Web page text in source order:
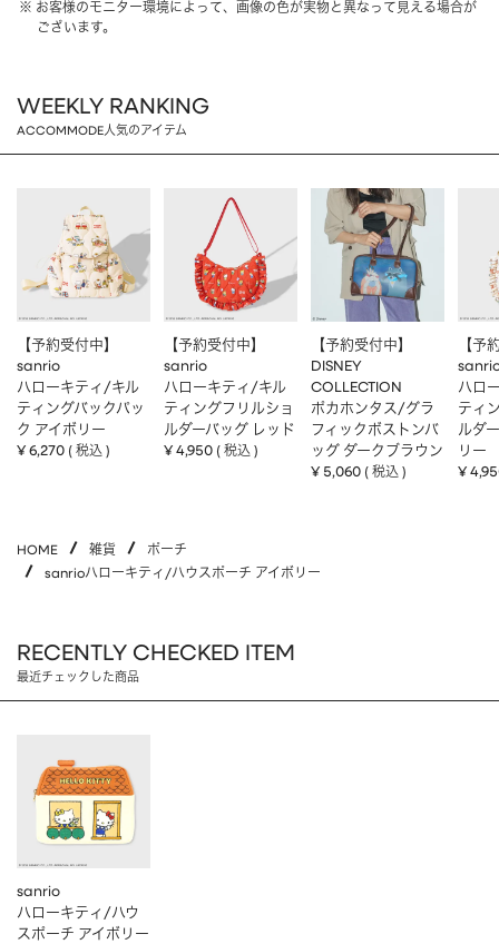
GOODS雑貨
ACCESSORY アクセサリー
お客様のモニター環境によって、画像の色が実物と異なって見える場合が
ございます。
WEEKLY RANKING
ACCOMMODE人気のアイテム
【予約受付中】
sanrio
ハローキティ/キル
ティングバックパッ
ク アイボリー
¥ 6,270 税込
【予約受付中】
sanrio
ハローキティ/キル
ティングフリルショ
ルダーバッグ レッド
¥ 4,950 税込
【予約受付中】
DISNEY
COLLECTION
ポカホンタス/グラ
フィックボストンバ
ッグ ダークブラウン
¥ 5,060 税込
【予
ハロ
ティ
ルダ
リー
¥
HOME 雑貨
ポーチ
sanrioハローキティ/ハウスポーチ アイボリー
RECENTLY CHECKED ITEM
最近チェックした商品
sanrio
ハローキティ/ハウ
スポーチ アイボリー